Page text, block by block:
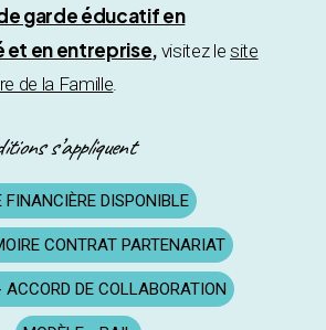
garde éducatif en
et en entreprise, visitez le site
de la Famille.
s’appliquent
FINANCIÈRE DISPONIBLE
CONTRAT PARTENARIAT
ACCORD DE COLLABORATION